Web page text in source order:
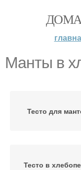
Манты в
Тесто для
Тесто в